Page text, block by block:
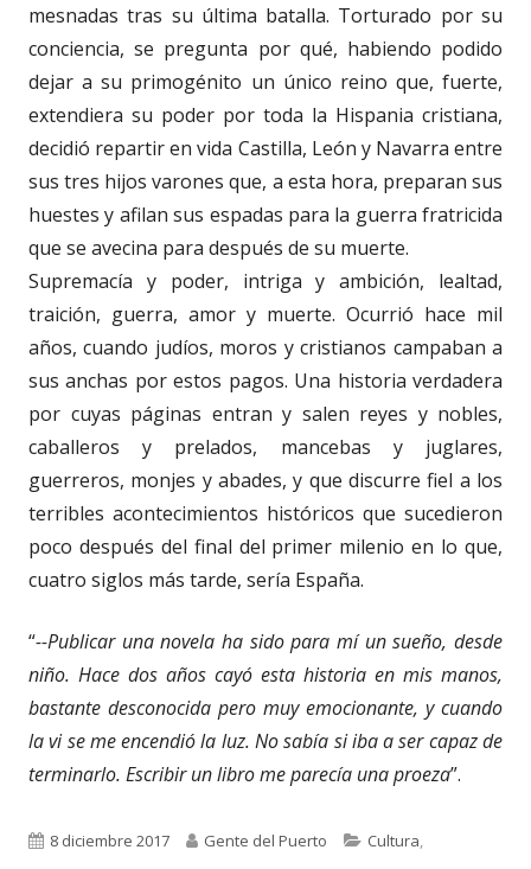
mesnadas tras su última batalla. Torturado por su
conciencia, se pregunta por qué, habiendo podido
dejar a su primogénito un único reino que, fuerte,
extendiera su poder por toda la Hispania cristiana,
decidió repartir en vida Castilla, León y Navarra entre
sus tres hijos varones que, a esta hora, preparan sus
huestes y afilan sus espadas para la guerra fratricida
que se avecina para después de su muerte.
Supremacía y poder, intriga y ambición, lealtad,
traición, guerra, amor y muerte. Ocurrió hace mil
años, cuando judíos, moros y cristianos campaban a
sus anchas por estos pagos. Una historia verdadera
por cuyas páginas entran y salen reyes y nobles,
caballeros y prelados, mancebas y juglares,
guerreros, monjes y abades, y que discurre fiel a los
terribles acontecimientos históricos que sucedieron
poco después del final del primer milenio en lo que,
cuatro siglos más tarde, sería España.
“--Publicar una novela ha sido para mí un sueño, desde
niño. Hace dos años cayó esta historia en mis manos,
bastante desconocida pero muy emocionante, y cuando
la vi se me encendió la luz. No sabía si iba a ser capaz de
terminarlo. Escribir un libro me parecía una proeza”.
Publicado
8 diciembre 2017 Autor
Gente del Puerto Categorías
Cultura,